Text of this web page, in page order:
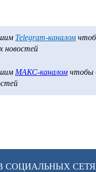
Telegram-каналом
новостей
МАКС-каналом чтобы
СОЦИАЛЬНЫХ